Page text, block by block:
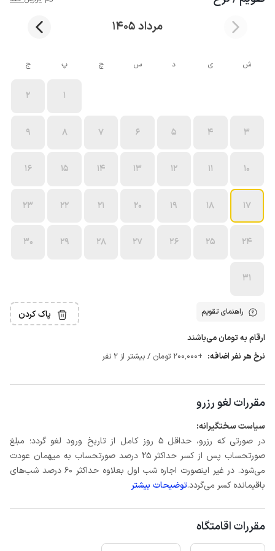
مرداد 1405
ش ی د س چ پ ج
1
2
3
4
5
6
7
8
9
10
11
12
13
14
15
16
17
18
19
20
21
22
23
24
25
26
27
28
29
30
31
راهنمای تقویم پاک کردن
ارقام به تومان می‌باشند
نرخ هر نفر اضافه: +200٬000 تومان / بیشتر از 2 نفر
مقررات لغو رزرو
سیاست سختگیرانه:
در صورتی که رزرو، حداقل 5 روز کامل از تاریخ ورود لغو گردد؛ مبلغ
صورتحساب پس از کسر حداکثر 25 درصد صورتحساب به میهمان عودت
می‌شود. در غیر اینصورت اجاره شب اول بعلاوه حداکثر 60 درصد شب‌های
باقیمانده کسر می‌گردد.توضیحات بیشتر
مقررات اقامتگاه